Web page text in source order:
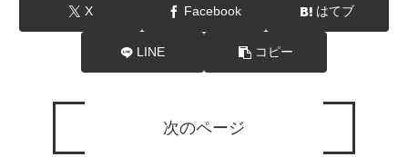
X Facebook はてブ
LINE コピー
次のページ